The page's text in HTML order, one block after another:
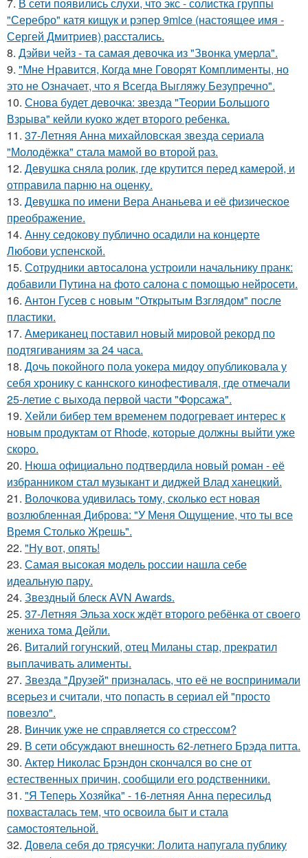
"Серебро" катя кищук и рэпер 9mice (настоящее имя -
Сергей Дмитриев) расстались.
8. Дэйви чейз - та самая девочка из "Звонка умерла".
9. "Мне Нравится, Когда мне Говорят Комплименты, но
это не Означает, что я Всегда Выгляжу Безупречно".
10. Снова будет девочка: звезда "Теории Большого
Взрыва" кейли куоко ждет второго ребенка.
11. 37-Летняя Анна михайловская звезда сериала
"Молодёжка" стала мамой во второй раз.
12. Девушка сняла ролик, где крутится перед камерой, и
отправила парню на оценку.
13. Девушка по имени Вера Ананьева и её физическое
преображение.
14. Анну седокову публично осадили на концерте
Любови успенской.
15. Сотрудники автосалона устроили начальнику пранк:
добавили Путина на фото салона с помощью нейросети.
16. Антон Гусев с новым "Открытым Взглядом" после
пластики.
17. Американец поставил новый мировой рекорд по
подтягиваниям за 24 часа.
18. Дочь покойного пола уокера мидоу опубликовала у
себя хронику с каннского кинофестиваля, где отмечали
25-летие с выхода первой части "Форсажа".
19. Хейли бибер тем временем подогревает интерес к
новым продуктам от Rhode, которые должны выйти уже
скоро.
20. Нюша официально подтвердила новый роман - её
избранником стал музыкант и диджей Влад ханецкий.
21. Волочкова удивилась тому, сколько ест новая
возлюбленная Диброва: "У Меня Ощущение, что ты все
Время Столько Жрешь".
22. "Ну вот, опять!
23. Самая высокая модель россии нашла себе
идеальную пару.
24. Звездный блеск AVN Awards.
25. 37-Летняя Эльза хоск ждёт второго ребёнка от своего
жениха тома Дейли.
26. Виталий гогунский, отец Миланы стар, прекратил
выплачивать алименты.
27. Звезда "Друзей" призналась, что её не воспринимали
всерьез и считали, что попасть в сериал ей "просто
повезло".
28. Винчик уже не справляется со стрессом?
29. В сети обсуждают внешность 62-летнего Брэда питта.
30. Актер Николас Брэндон скончался во сне от
естественных причин, сообщили его родственники.
31. "Я Теперь Хозяйка" - 16-летняя Анна пересильд
похвасталась тем, что освоила быт и стала
самостоятельной.
32. Довела себя до трясучки: Лолита напугала публику